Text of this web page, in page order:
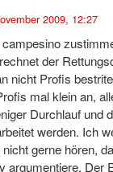
2009, 12:27
der
nicht Profis
mal klein an,
Durchlauf und
werden. Ich
gerne hören,
argumentiere. Der